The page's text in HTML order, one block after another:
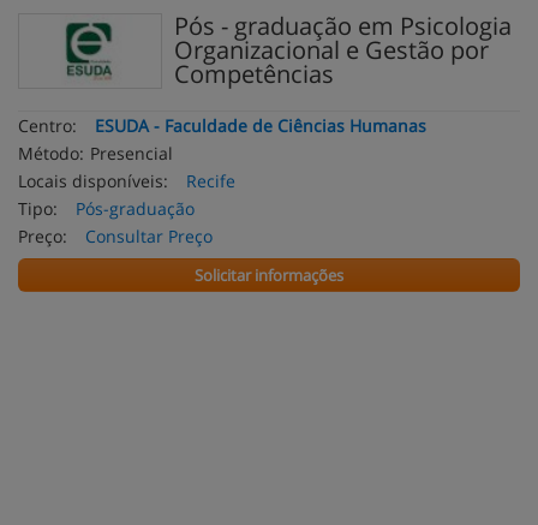
Pós - graduação em Psicologia
Organizacional e Gestão por
Competências
Centro:
ESUDA - Faculdade de Ciências Humanas
Método: Presencial
Locais disponíveis:
Recife
Tipo:
Pós-graduação
Preço:
Consultar Preço
Solicitar informações